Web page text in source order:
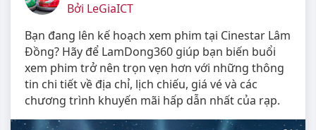
Bởi LeGiaICT
Bạn đang lên kế hoạch xem phim tại Cinestar Lâm
Đồng? Hãy để LamDong360 giúp bạn biến buổi
xem phim trở nên trọn vẹn hơn với những thông
tin chi tiết về địa chỉ, lịch chiếu, giá vé và các
chương trình khuyến mãi hấp dẫn nhất của rạp.